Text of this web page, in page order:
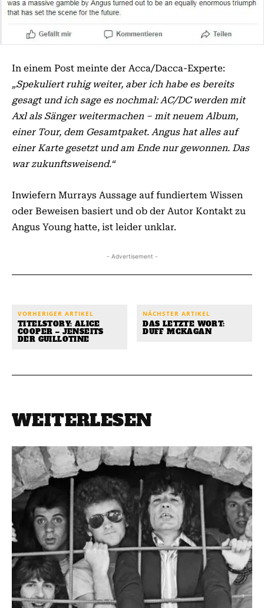
In einem Post meinte der Acca/Dacca-Experte:
„Spekuliert ruhig weiter, aber ich habe es bereits
gesagt und ich sage es nochmal: AC/DC werden mit
Axl als Sänger weitermachen – mit neuem Album,
einer Tour, dem Gesamtpaket. Angus hat alles auf
einer Karte gesetzt und am Ende nur gewonnen. Das
war zukunftsweisend.“
Inwiefern Murrays Aussage auf fundiertem Wissen
oder Beweisen basiert und ob der Autor Kontakt zu
Angus Young hatte, ist leider unklar.
- Advertisement -
VORHERIGER ARTIKEL
TITELSTORY: ALICE
COOPER – JENSEITS
DER GUILLOTINE
NÄCHSTER ARTIKEL
DAS LETZTE WORT:
DUFF MCKAGAN
WEITERLESEN